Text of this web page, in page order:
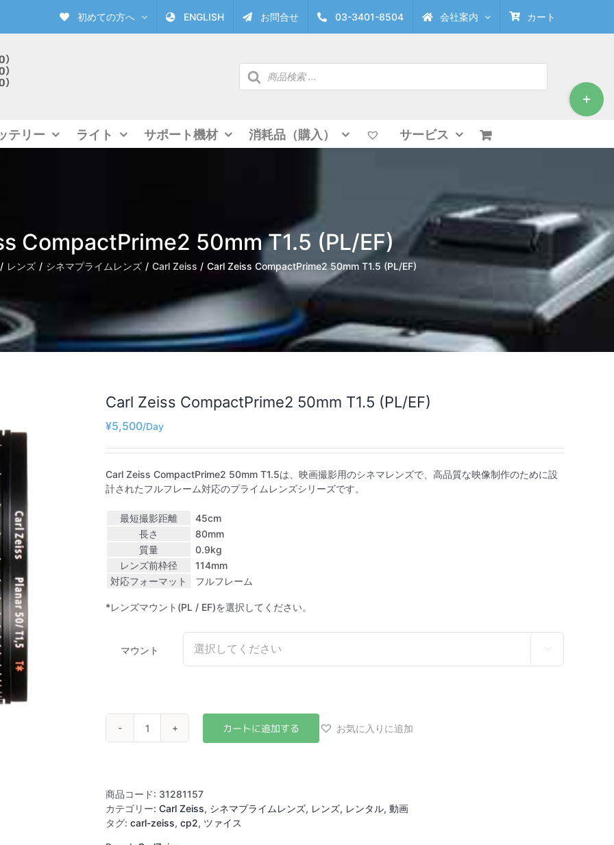
初めての方へ ENGLISH お問合せ 03-3401-8504 会社案内 カート
商
品
テリー ライト サポート機材 消耗品（購入） サービス
CompactPrime2 50mm T1.5 (PL/EF)
レンズ シネマプライムレンズ Carl Zeiss Carl Zeiss CompactPrime2 50mm T1.5 (PL/EF)
Carl Zeiss CompactPrime2 50mm T1.5 (PL/EF)
¥5,500
Carl Zeiss CompactPrime2 50mm T1.5は、映画撮影用のシネマレンズで、高品質な映像制作のために設
計されたフルフレーム対応のプライムレンズシリーズです。
最短撮影距離
45cm
長さ
80mm
質量
0.9kg
レンズ前枠径
114mm
対応フォーマット
フルフレーム
*レンズマウント(PL / EF)を選択してください。
マウント 
Carl
T1.5
(PL/EF)
個
お気に入りに追加
商品コード: 31281157
カテゴリー: Carl Zeiss, シネマプライムレンズ, レンズ, レンタル, 動画
タグ: carl-zeiss, cp2, ツァイス
Toggle
Sliding
Bar